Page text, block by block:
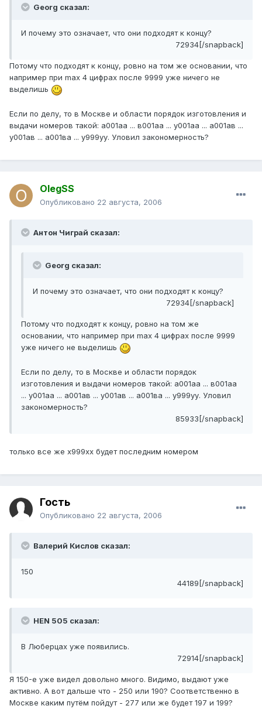
Georg сказал:
И почему это означает, что они подходят к концу?
72934[/snapback]
Потому что подходят к концу, ровно на том же основании, что
например при max 4 цифрах после 9999 уже ничего не
выделишь
Если по делу, то в Москве и области порядок изготовления и
выдачи номеров такой: а001аа ... в001аа ... у001аа ... а001ав ...
у001ав ... а001ва ... у999уу. Уловил закономерность?
OlegSS
Опубликовано 22 августа, 2006
Антон Чиграй сказал:
Georg сказал:
И почему это означает, что они подходят к концу?
72934[/snapback]
Потому что подходят к концу, ровно на том же
основании, что например при max 4 цифрах после 9999
уже ничего не выделишь
Если по делу, то в Москве и области порядок
изготовления и выдачи номеров такой: а001аа ... в001аа
... у001аа ... а001ав ... у001ав ... а001ва ... у999уу. Уловил
закономерность?
85933[/snapback]
только все же х999хх будет последним номером
Гость
Опубликовано 22 августа, 2006
Валерий Кислов сказал:
150
44189[/snapback]
HEN 505 сказал:
В Люберцах уже появились.
72914[/snapback]
Я 150-е уже видел довольно много. Видимо, выдают уже
активно. А вот дальше что - 250 или 190? Соответственно в
Москве каким путём пойдут - 277 или же будет 197 и 199?